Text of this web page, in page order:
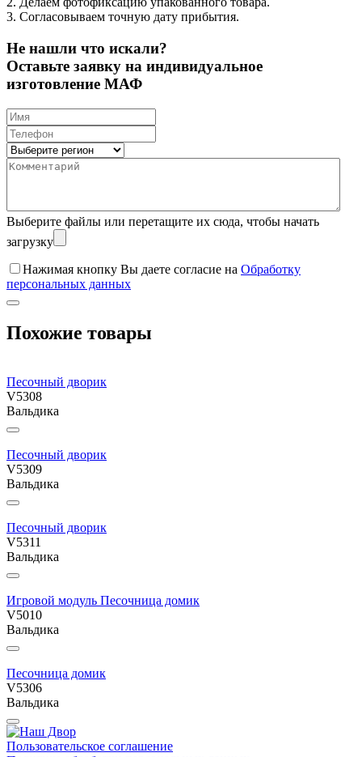
3. Согласовываем точную дату прибытия.
Не нашли что искали?
Оставьте заявку на индивидуальное
изготовление МАФ
Выберите файлы или перетащите их сюда, чтобы начать
загрузку
Нажимая кнопку Вы даете согласие на Обработку
персональных данных
Похожие товары
Песочный дворик
V5308
Вальдика
Песочный дворик
V5309
Вальдика
Песочный дворик
V5311
Вальдика
Игровой модуль Песочница домик
V5010
Вальдика
Песочница домик
V5306
Вальдика
Пользовательское соглашение